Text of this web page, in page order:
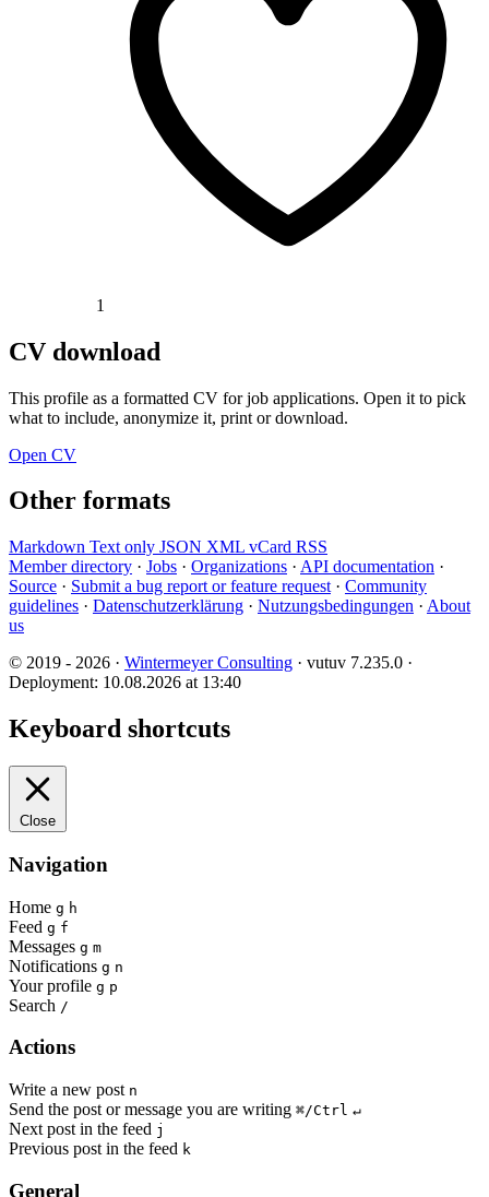
1
CV download
This profile as a formatted CV for job applications. Open it to pick
what to include, anonymize it, print or download.
Open CV
Other formats
Markdown Text only JSON XML vCard RSS
Member directory · Jobs · Organizations · API documentation ·
Source · Submit a bug report or feature request · Community
guidelines · Datenschutzerklärung · Nutzungsbedingungen · About
us
© 2019 - 2026 · Wintermeyer Consulting · vutuv 7.235.0 ·
Deployment: 10.08.2026 at 13:40
Keyboard shortcuts
Close
Navigation
Home g h
Feed g f
Messages g m
Notifications g n
Your profile g p
Search /
Actions
Write a new post n
Send the post or message you are writing ⌘/Ctrl ↵
Next post in the feed j
Previous post in the feed k
General